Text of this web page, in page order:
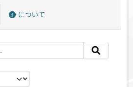
について